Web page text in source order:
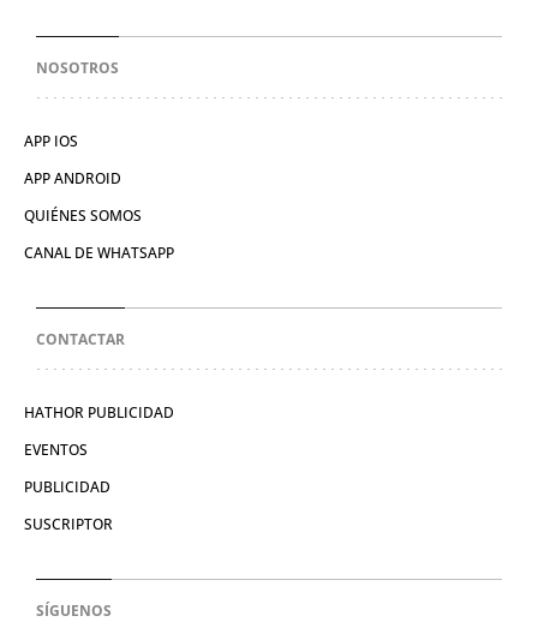
NOSOTROS
APP IOS
APP ANDROID
QUIÉNES SOMOS
CANAL DE WHATSAPP
CONTACTAR
HATHOR PUBLICIDAD
EVENTOS
PUBLICIDAD
SUSCRIPTOR
SÍGUENOS